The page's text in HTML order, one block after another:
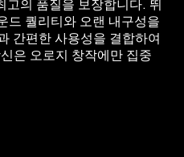
드 퀄리티와 오랜 내구성을
간편한 사용성을 결합하여
은 오로지 창작에만 집중